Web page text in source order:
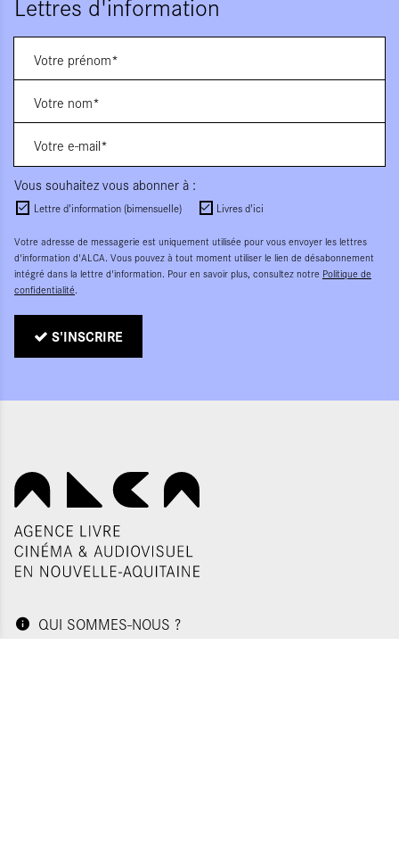
Lettres d'information
Vous souhaitez vous abonner à :
Lettre d'information (bimensuelle) Livres d'ici
Votre adresse de messagerie est uniquement utilisée pour vous envoyer les lettres
d'information d'ALCA. Vous pouvez à tout moment utiliser le lien de désabonnement
intégré dans la lettre d'information. Pour en savoir plus, consultez notre Politique de
confidentialité.
S'INSCRIRE
QUI SOMMES-NOUS ?